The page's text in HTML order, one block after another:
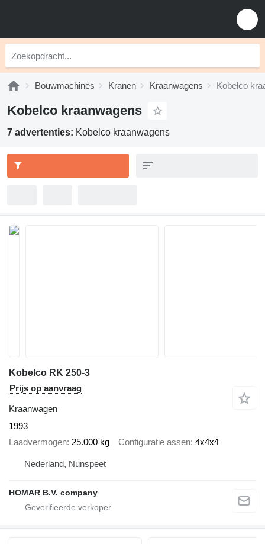
Bouwmachines Kranen Kraanwagens Kobelco
Kobelco kraanwagens
7 advertenties: Kobelco kraanwagens
Kobelco RK 250-3
Prijs op aanvraag
Kraanwagen
1993
Laadvermogen 25.000 kg Configuratie assen 4x4x4
Nederland, Nunspeet
HOMAR B.V. company